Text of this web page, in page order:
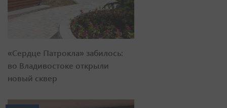
«Сердце Патрокла» забилось:
во Владивостоке открыли
новый сквер